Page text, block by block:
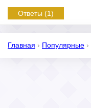
Ответы (1)
Главная › Популярные ›